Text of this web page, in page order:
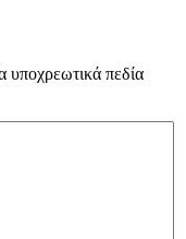
υποχρεωτικά πεδία